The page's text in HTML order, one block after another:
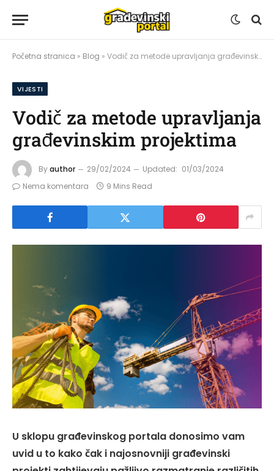
Početna stranica » Blog » Vodič za metode upravljanja građevinskim projektima
VIJESTI
Vodič za metode upravljanja
građevinskim projektima
Byauthor 29/02/2024 Updated: 01/03/2024
Nema komentara
9 Mins Read
U sklopu građevinskog portala donosimo vam
uvid u to kako čak i najosnovniji građevinski